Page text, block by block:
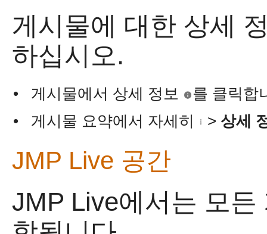
게시물에 대한 상세
하십시오.
• 게시물에서 상세 정보
를 클릭합
•
게시물 요약에서 자세히 > 상세
JMP Live 공간
JMP Live에서는 모든